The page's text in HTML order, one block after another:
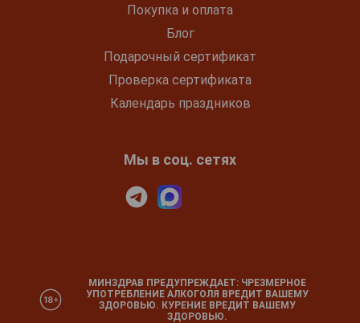
Покупка и оплата
Блог
Подарочный сертификат
Проверка сертификата
Календарь праздников
Мы в соц. сетях
МИНЗДРАВ ПРЕДУПРЕЖДАЕТ: ЧРЕЗМЕРНОЕ
УПОТРЕБЛЕНИЕ АЛКОГОЛЯ ВРЕДИТ ВАШЕМУ
ЗДОРОВЬЮ. КУРЕНИЕ ВРЕДИТ ВАШЕМУ
ЗДОРОВЬЮ.